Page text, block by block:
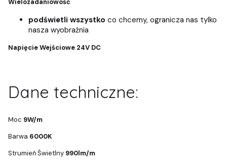
podświetli wszystko co chcemy, ogranicza nas tylko
nasza wyobraźnia
Napięcie Wejściowe 24V DC
Dane techniczne:
Moc 9W/m
Barwa 6000K
Strumień Świetlny 990lm/m